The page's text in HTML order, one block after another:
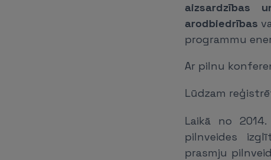
aizsardzības
arodbiedrības
programmu
Ar pilnu
Lūdzam
Laikā no
pilnveides
prasmju